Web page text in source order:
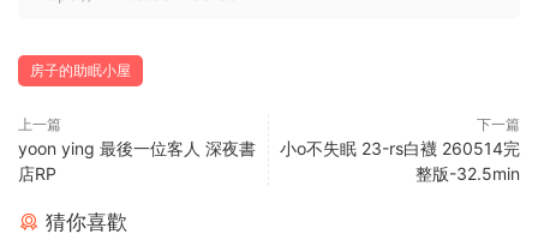
房子的助眠小屋
上一篇
yoon ying 最後一位客人 深夜書
店RP
下一篇
小o不失眠 23-rs白襪 260514完
整版-32.5min
猜你喜歡